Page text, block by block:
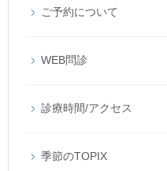
ご予約について
WEB問診
診療時間/アクセス
季節のTOPIX